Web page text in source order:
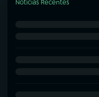
Notícias Recentes